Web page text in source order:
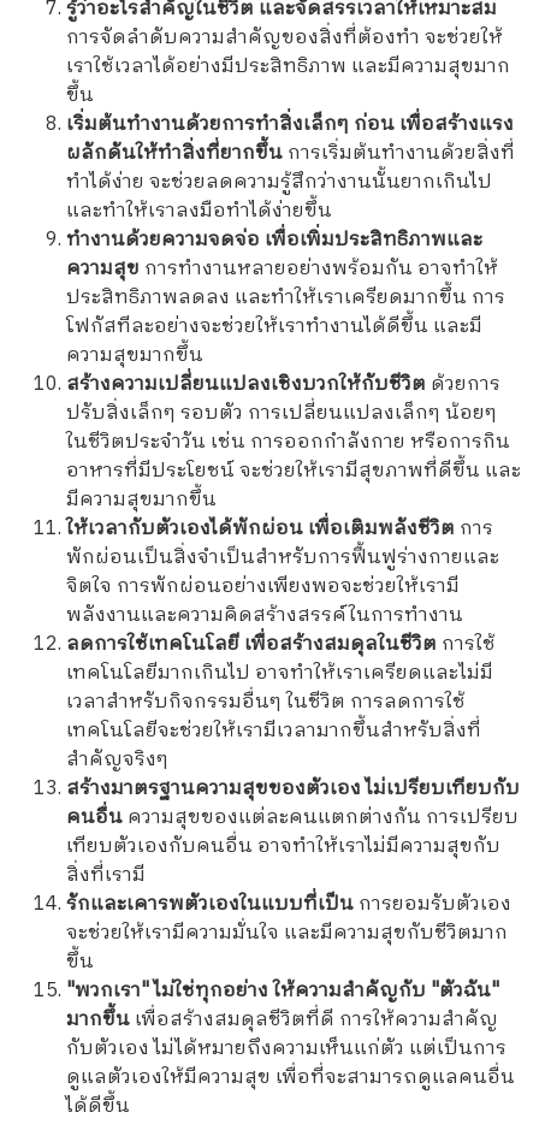
รู้ว่าอะไรสำคัญในชีวิต และจัดสรรเวลาให้เหมาะสม
การจัดลำดับความสำคัญของสิ่งที่ต้องทำ จะช่วยให้
เราใช้เวลาได้อย่างมีประสิทธิภาพ และมีความสุขมาก
ขึ้น
เริ่มต้นทำงานด้วยการทำสิ่งเล็กๆ ก่อน เพื่อสร้างแรง
ผลักดันให้ทำสิ่งที่ยากขึ้นการเริ่มต้นทำงานด้วยสิ่งที่
ทำได้ง่าย จะช่วยลดความรู้สึกว่างานนั้นยากเกินไป
และทำให้เราลงมือทำได้ง่ายขึ้น
ทำงานด้วยความจดจ่อ เพื่อเพิ่มประสิทธิภาพและ
ความสุข การทำงานหลายอย่างพร้อมกัน อาจทำให้
ประสิทธิภาพลดลง และทำให้เราเครียดมากขึ้น การ
โฟกัสทีละอย่างจะช่วยให้เราทำงานได้ดีขึ้น และมี
ความสุขมากขึ้น
สร้างความเปลี่ยนแปลงเชิงบวกให้กับชีวิต ด้วยการ
ปรับสิ่งเล็กๆ รอบตัว การเปลี่ยนแปลงเล็กๆ น้อยๆ
ในชีวิตประจำวัน เช่น การออกกำลังกาย หรือการกิน
อาหารที่มีประโยชน์ จะช่วยให้เรามีสุขภาพที่ดีขึ้น และ
มีความสุขมากขึ้น
ให้เวลากับตัวเองได้พักผ่อน เพื่อเติมพลังชีวิต การ
พักผ่อนเป็นสิ่งจำเป็นสำหรับการฟื้นฟูร่างกายและ
จิตใจ การพักผ่อนอย่างเพียงพอจะช่วยให้เรามี
พลังงานและความคิดสร้างสรรค์ในการทำงาน
ลดการใช้เทคโนโลยี เพื่อสร้างสมดุลในชีวิต การใช้
เทคโนโลยีมากเกินไป อาจทำให้เราเครียดและไม่มี
เวลาสำหรับกิจกรรมอื่นๆ ในชีวิต การลดการใช้
เทคโนโลยีจะช่วยให้เรามีเวลามากขึ้นสำหรับสิ่งที่
สำคัญจริงๆ
สร้างมาตรฐานความสุขของตัวเอง ไม่เปรียบเทียบกับ
คนอื่นความสุขของแต่ละคนแตกต่างกัน การเปรียบ
เทียบตัวเองกับคนอื่น อาจทำให้เราไม่มีความสุขกับ
สิ่งที่เรามี
รักและเคารพตัวเองในแบบที่เป็นการยอมรับตัวเอง
จะช่วยให้เรามีความมั่นใจ และมีความสุขกับชีวิตมาก
ขึ้น
"พวกเรา" ไม่ใช่ทุกอย่าง ให้ความสำคัญกับ "ตัวฉัน"
มากขึ้นเพื่อสร้างสมดุลชีวิตที่ดี การให้ความสำคัญ
กับตัวเอง ไม่ได้หมายถึงความเห็นแก่ตัว แต่เป็นการ
ดูแลตัวเองให้มีความสุข เพื่อที่จะสามารถดูแลคนอื่น
ได้ดีขึ้น